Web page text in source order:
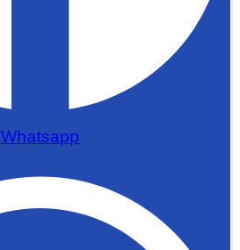
Whatsapp